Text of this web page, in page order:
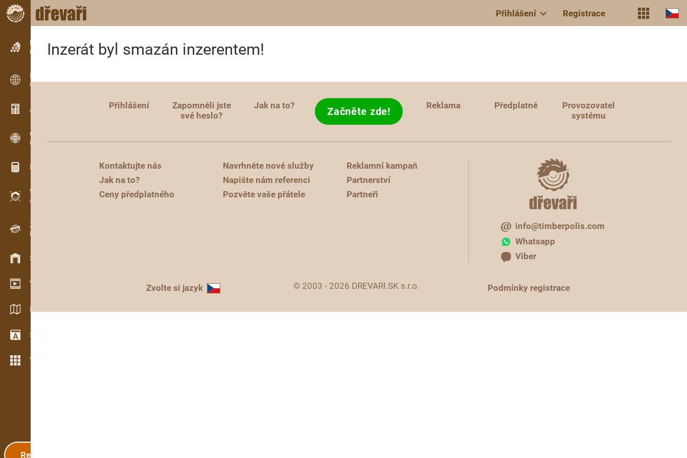
Přihlášení Registrace
Inzerce
Řádková inzerce
Inzerce
Mezinárodní inzerce
Aktuality / Články
OPTI-TIMB
Pořezová schémata
Dřevařské kalkulačky
WoodProfi
Objem dřeva s AI
Záznamník
Evidence dřeva v terénu
Skladové hospodářství
Video showroom
Katalogy / Brožury
Slovník
Více možností
Registrace
Inzerát byl smazán inzerentem!
Přihlášení
Zapomněli jste
své heslo?
Jak na to? Začněte zde! Reklama Předplatné
Provozovatel
systému
Kontaktujte nás
Jak na to?
Ceny předplatného
Navrhněte nové služby
Napište nám referenci
Pozvěte vaše přátele
Reklamní kampaň
Partnerství
Partneři
info@timberpolis.com
Whatsapp
Viber
Zvolte si jazyk © 2003 - 2026 DREVARI.SK s.r.o. Podmínky registrace